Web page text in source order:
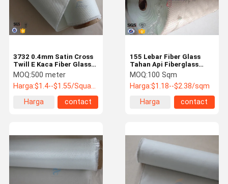
155 Lebar Fiber Glass
Tahan Api Fiberglass
Fabric untuk Welding
Blanket, Filter Bags
MOQ:100 Sqm
Harga:$1.18--$2.38/sqm
Harga
contact
3732 0.4mm Satin Cross
Twill E Kaca Fiber Glass
Cloth Untuk Fire Blanket
MOQ:500 meter
Harga:$1.4--$1.55/Square Meter
Harga
contact